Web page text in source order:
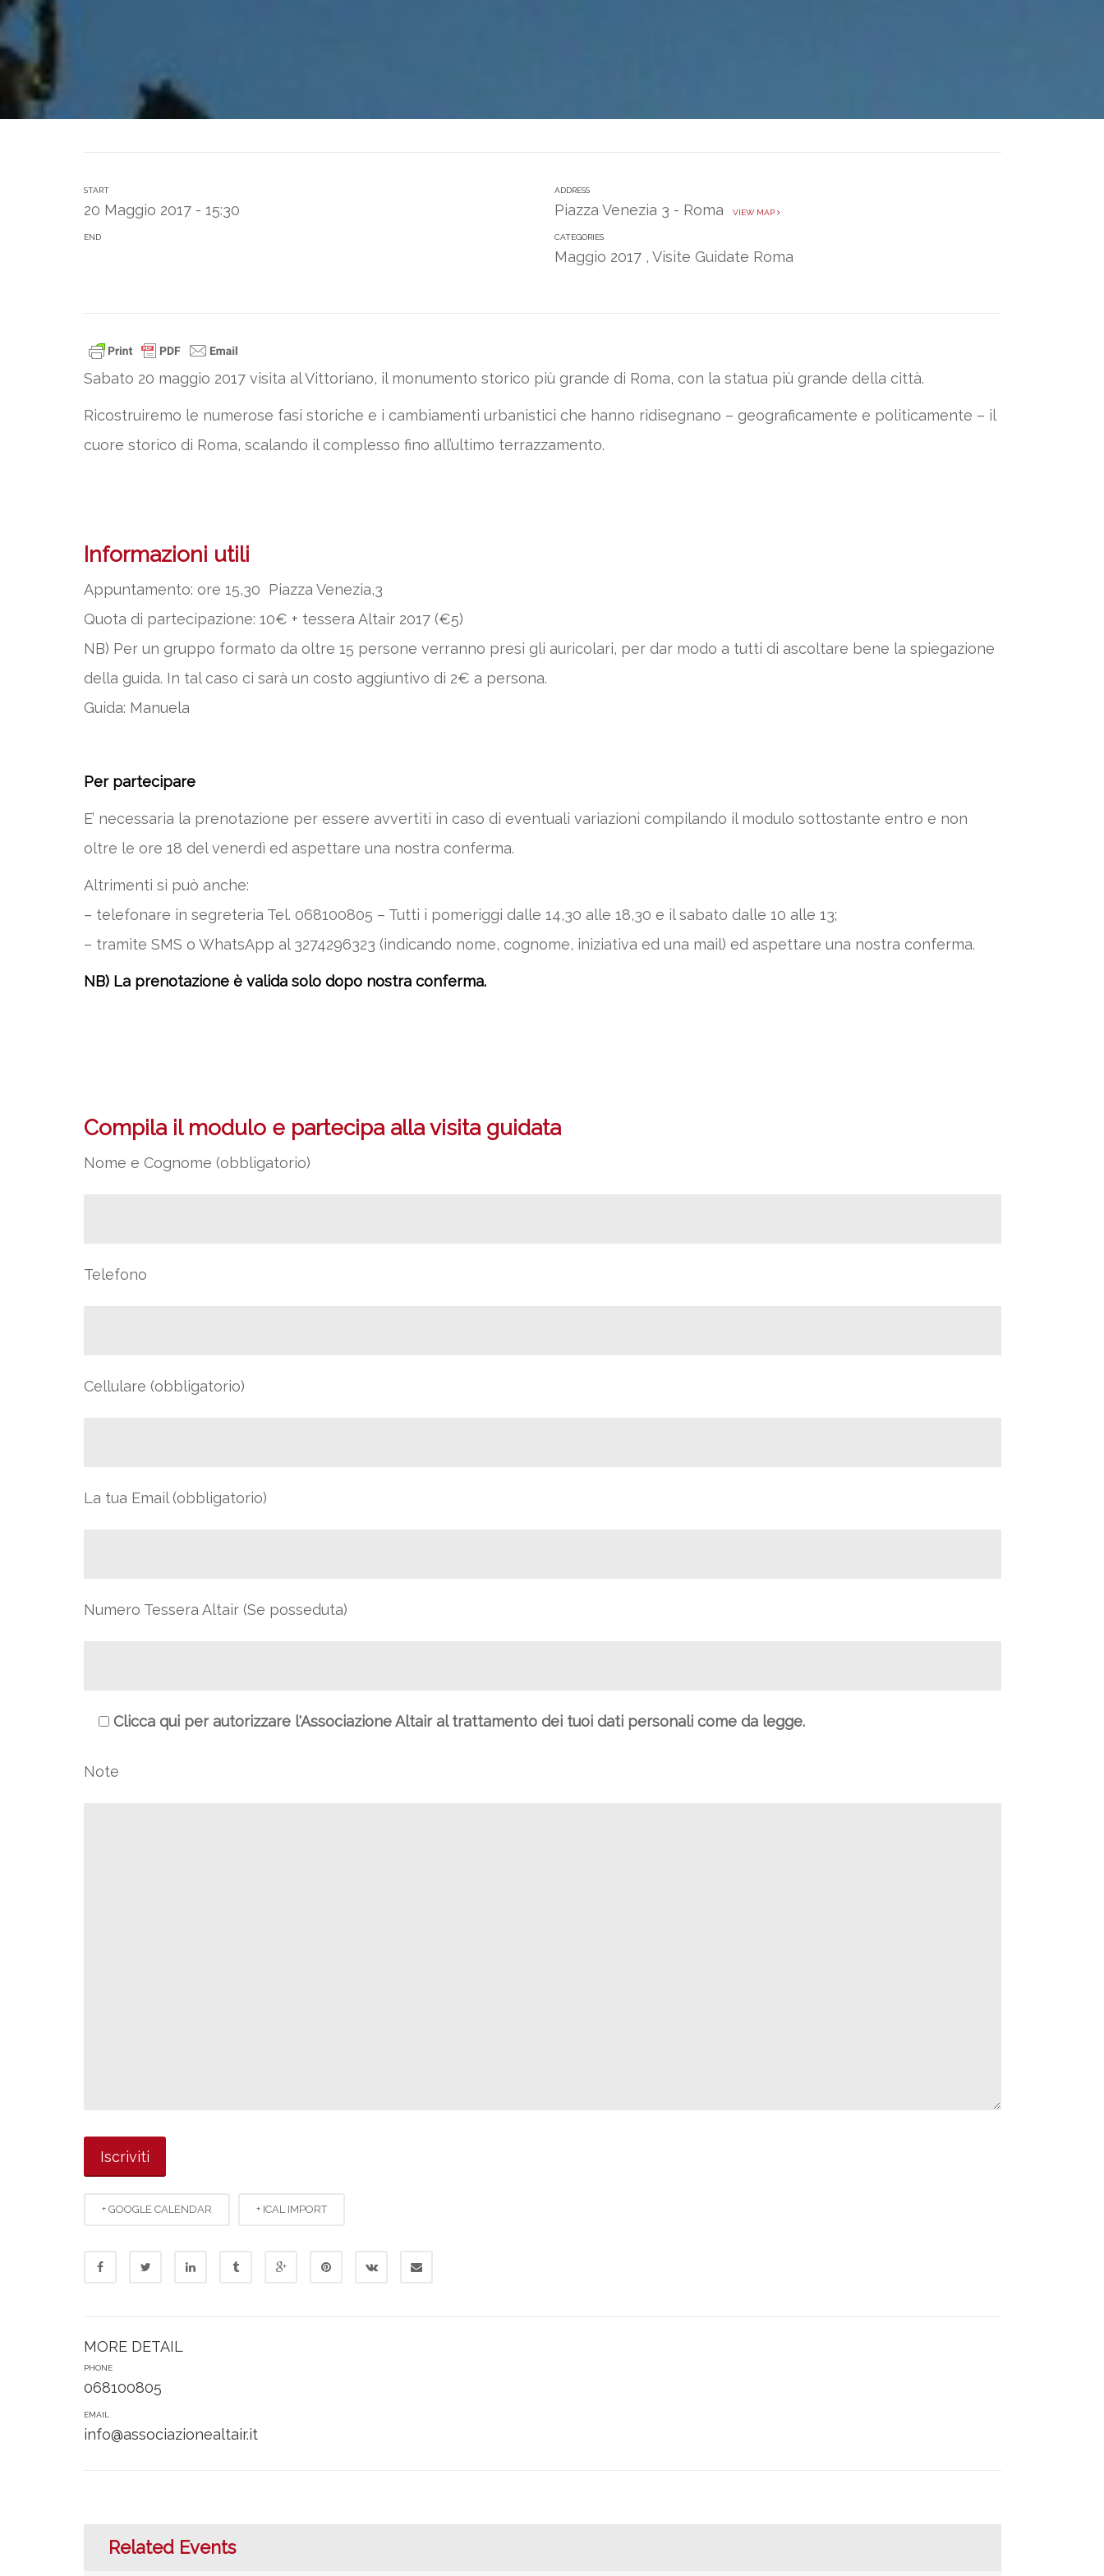
START
20 Maggio 2017 - 15:30
END
ADDRESS
Piazza Venezia 3 - Roma VIEW MAP
CATEGORIES
Maggio 2017 ,Visite Guidate Roma
Sabato 20 maggio 2017 visita al Vittoriano, il monumento storico più grande di Roma, con la statua più grande della città.
Ricostruiremo le numerose fasi storiche e i cambiamenti urbanistici che hanno ridisegnano – geograficamente e politicamente – il
cuore storico di Roma, scalando il complesso fino all’ultimo terrazzamento.
Informazioni utili
Appuntamento: ore 15,30 Piazza Venezia,3
Quota di partecipazione: 10€ + tessera Altair 2017 (€5)
NB) Per un gruppo formato da oltre 15 persone verranno presi gli auricolari, per dar modo a tutti di ascoltare bene la spiegazione
della guida. In tal caso ci sarà un costo aggiuntivo di 2€ a persona.
Guida: Manuela
Per partecipare
E’ necessaria la prenotazione per essere avvertiti in caso di eventuali variazioni compilando il modulo sottostante entro e non
oltre le ore 18 del venerdì ed aspettare una nostra conferma.
Altrimenti si può anche:
– telefonare in segreteria Tel. 068100805 – Tutti i pomeriggi dalle 14,30 alle 18,30 e il sabato dalle 10 alle 13;
– tramite SMS o WhatsApp al 3274296323 (indicando nome, cognome, iniziativa ed una mail) ed aspettare una nostra conferma.
NB) La prenotazione è valida solo dopo nostra conferma.
Compila il modulo e partecipa alla visita guidata
Nome e Cognome (obbligatorio)
Telefono
Cellulare (obbligatorio)
La tua Email (obbligatorio)
Numero Tessera Altair (Se posseduta)
Clicca qui per autorizzare l'Associazione Altair al trattamento dei tuoi dati personali come da legge.
Note
+ GOOGLE CALENDAR + ICAL IMPORT
MORE DETAIL
PHONE
068100805
EMAIL
info@associazionealtair.it
Related Events